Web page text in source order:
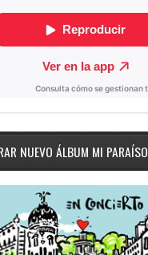
NUEVO ÁLBUM MI PARAÍSO